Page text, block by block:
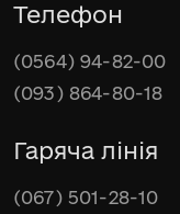
Телефон
(0564) 94-82-00
(093) 864-80-18
Гаряча лінія
(067) 501-28-10